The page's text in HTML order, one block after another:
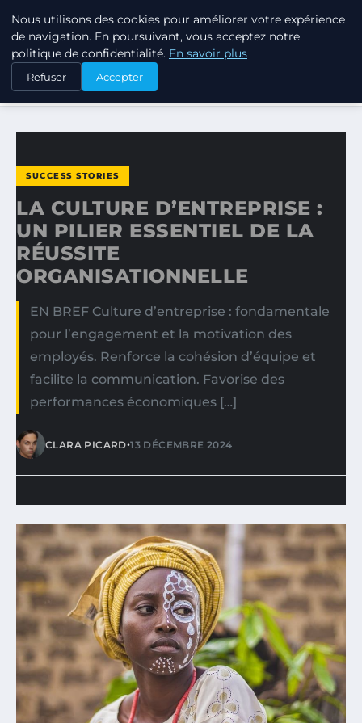
TUEZ-LES TOUS
ACCUEIL
SUCCESS STORIES
LA CULTURE D’ENTREPRISE : UN PILIER ESSENTIEL DE LA…
SUCCESS STORIES
LA CULTURE D’ENTREPRISE :
UN PILIER ESSENTIEL DE LA
RÉUSSITE
ORGANISATIONNELLE
EN BREF Culture d’entreprise : fondamentale
pour l’engagement et la motivation des
employés. Renforce la cohésion d’équipe et
facilite la communication. Favorise des
performances économiques […]
CLARA PICARD•13 DÉCEMBRE 2024
Nous utilisons des cookies pour améliorer votre expérience
de navigation. En poursuivant, vous acceptez notre
politique de confidentialité. En savoir plus
Refuser Accepter